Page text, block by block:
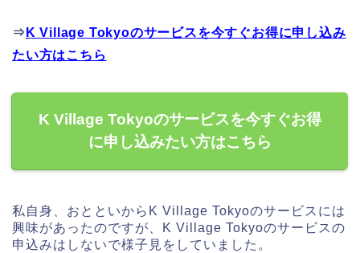
⇒ K Village Tokyoのサービスを今すぐお得に申し込み
たい方はこちら
K Village Tokyoのサービスを今すぐお得
に申し込みたい方はこちら
私自身、おとといからK Village Tokyoのサービスには
興味があったのですが、K Village Tokyoのサービスの
申込みはしないで様子見をしていました。